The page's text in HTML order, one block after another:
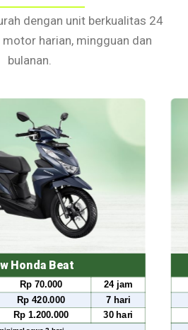
dengan unit berkualitas 24
motor harian, mingguan dan
bulanan.
New Honda Scoopy
Harian Rp 80.000
Mingguan Rp 490.000
Bulanan Rp 1.500.000